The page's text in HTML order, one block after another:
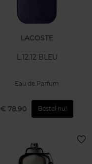
LACOSTE
L.12.12 BLEU
Eau de Parfum
€ 78,90 Bestel nu!